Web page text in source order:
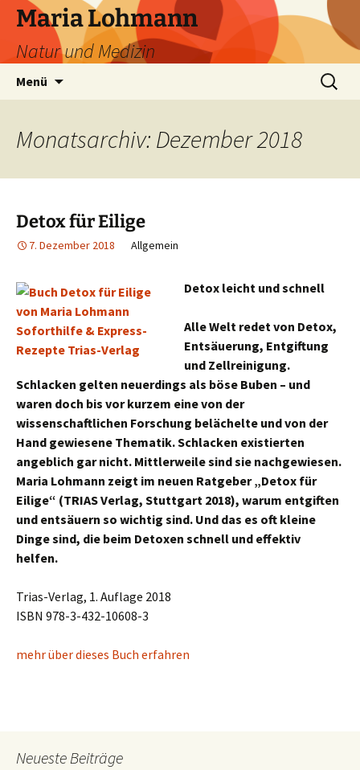
Zum
Inhalt
springen
Maria Lohmann
Natur und Medizin
Menü
Suchen
nach:
Monatsarchiv: Dezember 2018
Detox für Eilige
7. Dezember 2018 Allgemein
Detox leicht und schnell
Alle Welt redet von Detox,
Entsäuerung, Entgiftung
und Zellreinigung.
Schlacken gelten neuerdings als böse Buben – und
waren doch bis vor kurzem eine von der
wissenschaftlichen Forschung belächelte und von der
Hand gewiesene Thematik. Schlacken existierten
angeblich gar nicht. Mittlerweile sind sie nachgewiesen.
Maria Lohmann zeigt im neuen Ratgeber „Detox für
Eilige“ (TRIAS Verlag, Stuttgart 2018), warum entgiften
und entsäuern so wichtig sind. Und das es oft kleine
Dinge sind, die beim Detoxen schnell und effektiv
helfen.
Trias-Verlag, 1. Auflage 2018
ISBN 978-3-432-10608-3
mehr über dieses Buch erfahren
Neueste Beiträge